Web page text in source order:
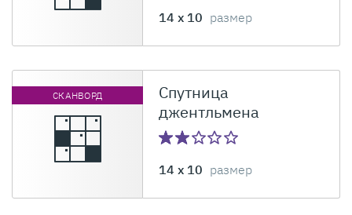
14 x 10 размер
СКАНВОРД
Спутница
джентльмена
14 x 10 размер